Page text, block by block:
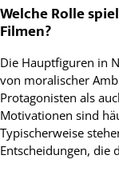
Welche Rolle
Filmen?
Die Hauptfiguren in
von moralischer
Protagonisten als
Motivationen sind
Typischerweise
Entscheidungen, die